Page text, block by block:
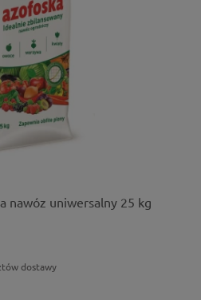
nawóz uniwersalny 25 kg
dostawy